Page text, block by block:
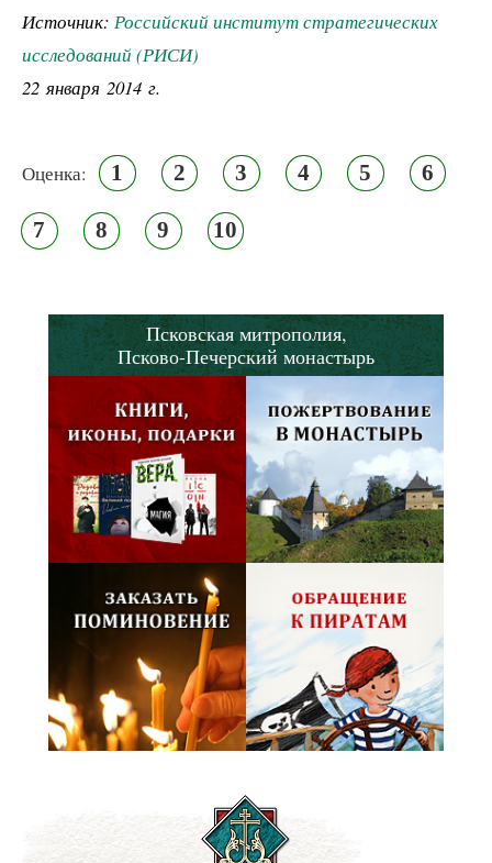
Источник: Российский институт стратегических
исследований (РИСИ)
22 января 2014 г.
Оценка: 1 2 3 4 5 6
7 8 9 10
Псковская митрополия,
Псково-Печерский монастырь